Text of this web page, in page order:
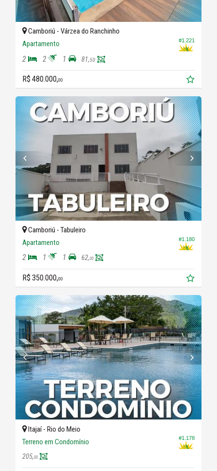
#1.221
Camboriú - Várzea do Ranchinho
Apartamento
2 2 1 81,50
R$ 480.000,00
#1.180
Camboriú - Tabuleiro
Apartamento
2 1 1 62,00
R$ 350.000,00
#1.178
Itajaí - Rio do Meio
Terreno em Condomínio
205,00